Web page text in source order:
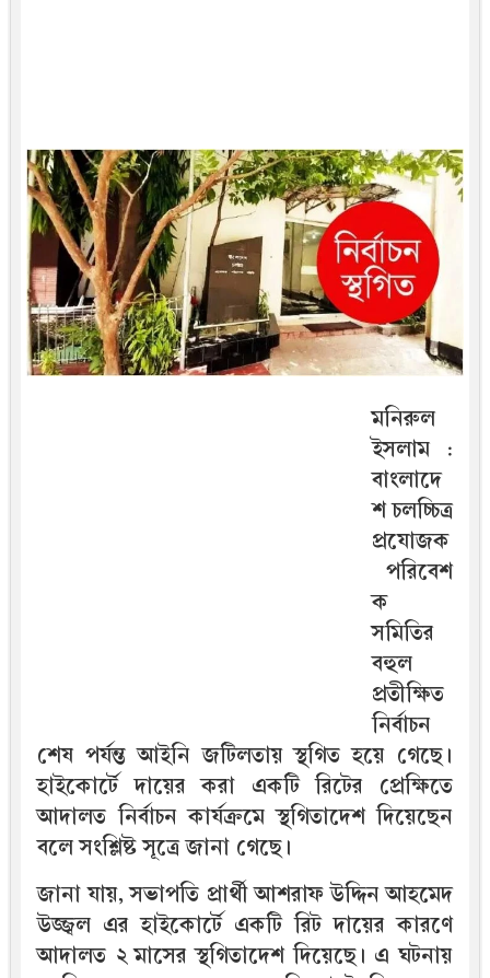
মনিরুল
ইসলাম :
বাংলাদে
শ চলচ্চিত্র
প্রযোজক
পরিবেশ
ক
সমিতির
বহুল
প্রতীক্ষিত
নির্বাচন
শেষ পর্যন্ত আইনি জটিলতায় স্থগিত হয়ে গেছে।
হাইকোর্টে দায়ের করা একটি রিটের প্রেক্ষিতে
আদালত নির্বাচন কার্যক্রমে স্থগিতাদেশ দিয়েছেন
বলে সংশ্লিষ্ট সূত্রে জানা গেছে।
জানা যায়, সভাপতি প্রার্থী আশরাফ উদ্দিন আহমেদ
উজ্জ্বল এর হাইকোর্টে একটি রিট দায়ের কারণে
আদালত ২ মাসের স্থগিতাদেশ দিয়েছে। এ ঘটনায়